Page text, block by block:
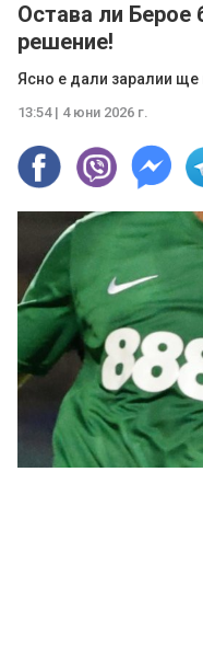
Остава ли Берое
решение!
Ясно е дали заралии ще
13:54 | 4 юни 2026 г.